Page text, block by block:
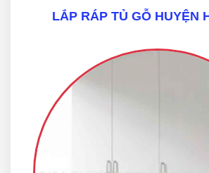
LẮP RÁP TỦ GỖ HUYỆN